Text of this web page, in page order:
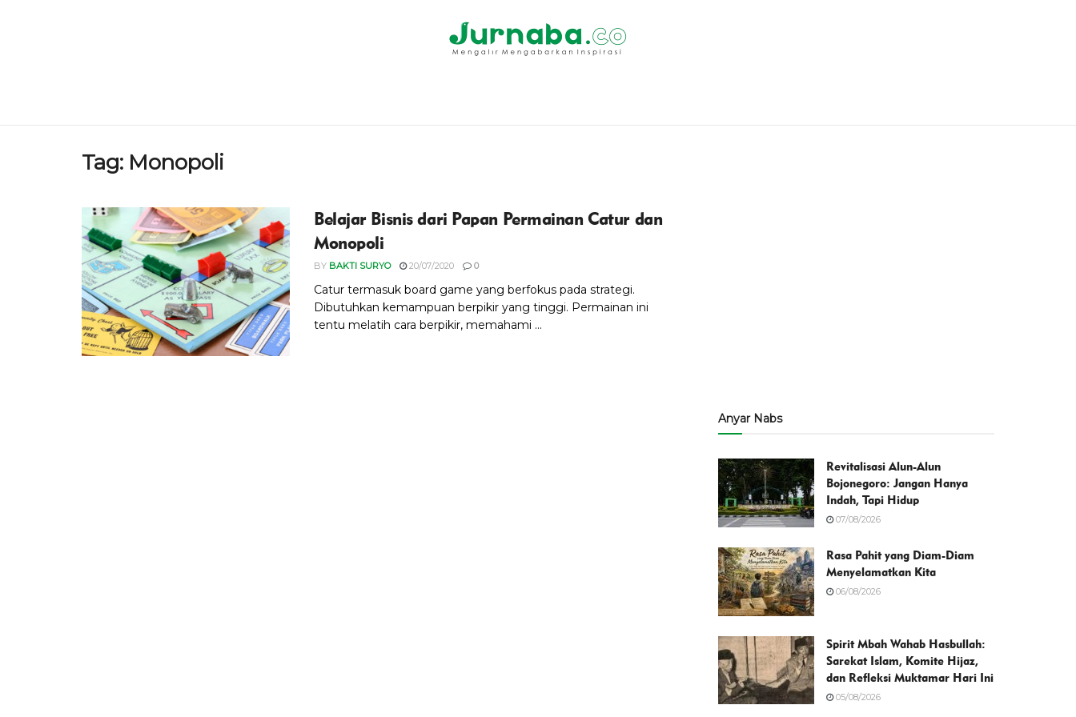
Tag: Monopoli
Belajar Bisnis dari Papan Permainan Catur dan
Monopoli
BY BAKTI SURYO 20/07/2020 0
Catur termasuk board game yang berfokus pada strategi.
Dibutuhkan kemampuan berpikir yang tinggi. Permainan ini
tentu melatih cara berpikir, memahami ...
Anyar Nabs
Revitalisasi Alun-Alun
Bojonegoro: Jangan Hanya
Indah, Tapi Hidup
07/08/2026
Rasa Pahit yang Diam-Diam
Menyelamatkan Kita
06/08/2026
Spirit Mbah Wahab Hasbullah:
Sarekat Islam, Komite Hijaz,
dan Refleksi Muktamar Hari Ini
05/08/2026